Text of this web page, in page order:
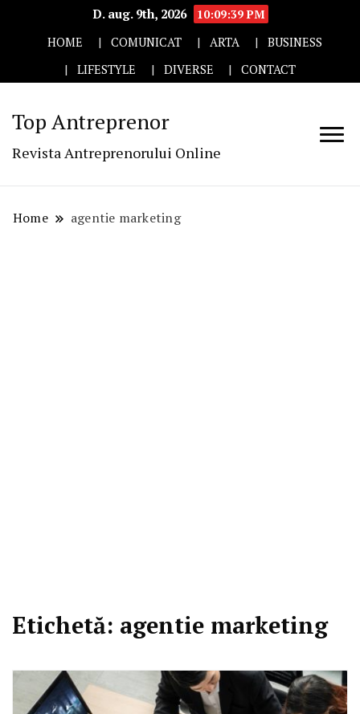
D. aug. 9th, 2026
10:09:39 PM
HOME
COMUNICAT ARTA
BUSINESS
LIFESTYLE
DIVERSE CONTACT
Top Antreprenor
Revista Antreprenorului Online
Home agentie marketing
Etichetă: agentie marketing